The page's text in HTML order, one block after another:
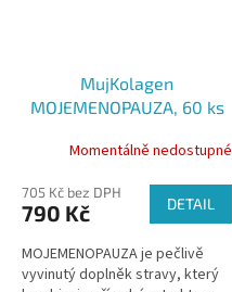
MujKolagen
MOJEMENOPAUZA, 60 ks
Momentálně nedostupné
705 Kč bez DPH
790 Kč DETAIL
MOJEMENOPAUZA je pečlivě
vyvinutý doplněk stravy, který